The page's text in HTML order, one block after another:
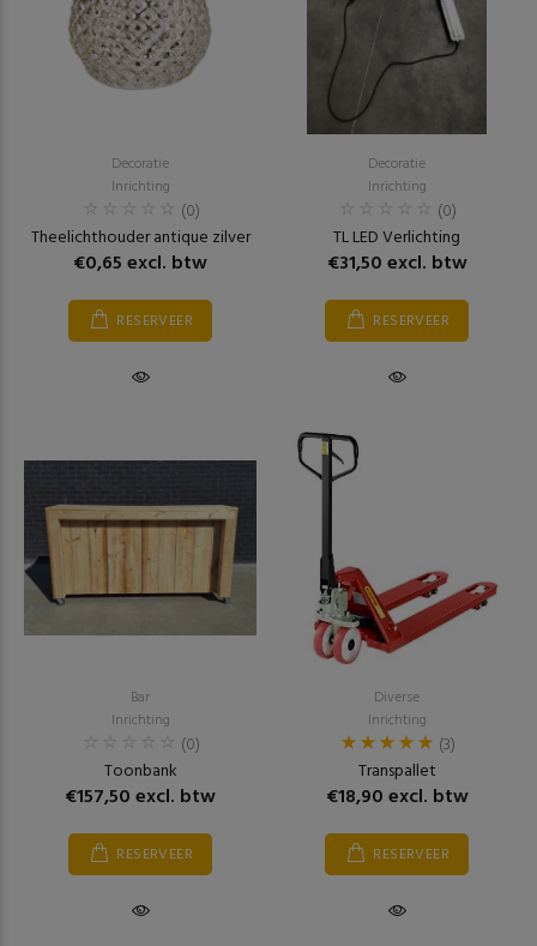
Decoratie
Inrichting
(0)
Theelichthouder antique zilver
€0,65 excl. btw
RESERVEER
Decoratie
Inrichting
(0)
TL LED Verlichting
€31,50 excl. btw
RESERVEER
Bar
Inrichting
(0)
Toonbank
€157,50 excl. btw
RESERVEER
Diverse
Inrichting
(3)
Transpallet
€18,90 excl. btw
RESERVEER